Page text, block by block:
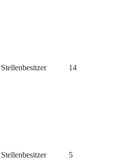
Stellenbesitzer 14
Stellenbesitzer
5